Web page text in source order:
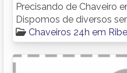
Precisando de Chaveiro
Dispomos de diversos
Chaveiros 24h em